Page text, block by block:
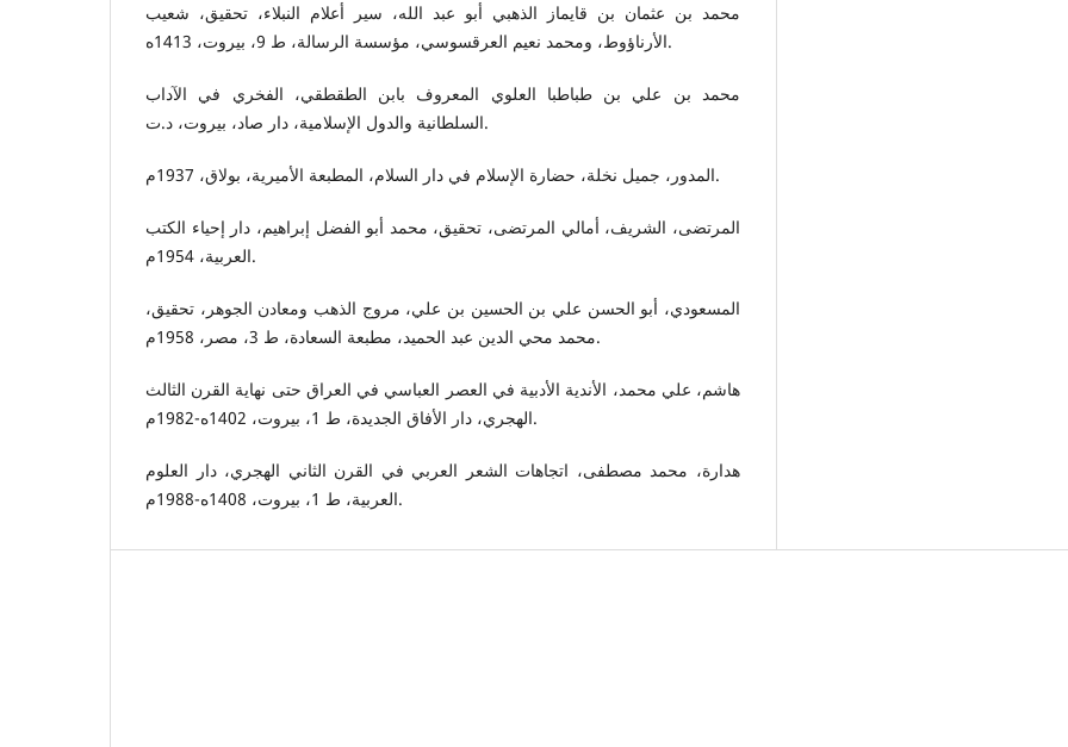
محمد بن عثمان بن قايماز الذهبي أبو عبد الله، سير أعلام النبلاء، تحقيق، شعيب
الأرناؤوط، ومحمد نعيم العرقسوسي، مؤسسة الرسالة، ط 9، بيروت، 1413ه.
محمد بن علي بن طباطبا العلوي المعروف بابن الطقطقي، الفخري في الآداب
السلطانية والدول الإسلامية، دار صاد، بيروت، د.ت.
المدور، جميل نخلة، حضارة الإسلام في دار السلام، المطبعة الأميرية، بولاق، 1937م.
المرتضى، الشريف، أمالي المرتضى، تحقيق، محمد أبو الفضل إبراهيم، دار إحياء الكتب
العربية، 1954م.
المسعودي، أبو الحسن علي بن الحسين بن علي، مروج الذهب ومعادن الجوهر، تحقيق،
محمد محي الدين عبد الحميد، مطبعة السعادة، ط 3، مصر، 1958م.
هاشم، علي محمد، الأندية الأدبية في العصر العباسي في العراق حتى نهاية القرن الثالث
الهجري، دار الأفاق الجديدة، ط 1، بيروت، 1402ه-1982م.
هدارة، محمد مصطفى، اتجاهات الشعر العربي في القرن الثاني الهجري، دار العلوم
العربية، ط 1، بيروت، 1408ه-1988م.